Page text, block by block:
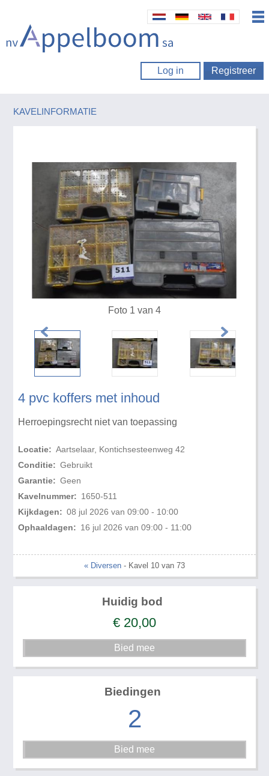
Log in Registreer
KAVELINFORMATIE
4 pvc koffers met inhoud
Herroepingsrecht niet van toepassing
Locatie: Aartselaar, Kontichsesteenweg 42
Conditie: Gebruikt
Garantie: Geen
Kavelnummer: 1650-511
Kijkdagen: 08 jul 2026 van 09:00 - 10:00
Ophaaldagen: 16 jul 2026 van 09:00 - 11:00
Foto 1 van 4
« Diversen - Kavel 10 van 73
Huidig bod
€ 20,00
Biedingen
2